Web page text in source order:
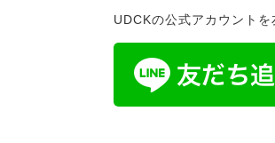
UDCKの公式アカウント